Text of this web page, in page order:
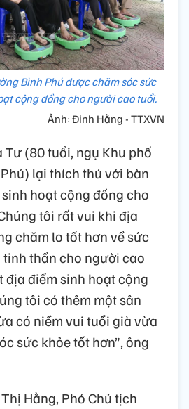
Bình Phú được chăm sóc sức
cộng đồng cho người cao tuổi.
Ảnh: Đinh Hằng - TTXVN
Tư (80 tuổi, ngụ Khu phố
lại thích thú với bàn
hoạt cộng đồng cho
tôi rất vui khi địa
chăm lo tốt hơn về sức
tinh thần cho người cao
địa điểm sinh hoạt cộng
tôi có thêm một sân
có niềm vui tuổi già vừa
sức khỏe tốt hơn”, ông
Hằng, Phó Chủ tịch